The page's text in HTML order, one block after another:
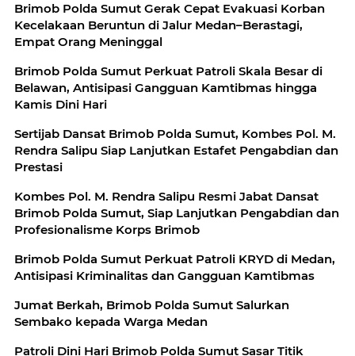
Brimob Polda Sumut Gerak Cepat Evakuasi Korban
Kecelakaan Beruntun di Jalur Medan–Berastagi,
Empat Orang Meninggal
Brimob Polda Sumut Perkuat Patroli Skala Besar di
Belawan, Antisipasi Gangguan Kamtibmas hingga
Kamis Dini Hari
Sertijab Dansat Brimob Polda Sumut, Kombes Pol. M.
Rendra Salipu Siap Lanjutkan Estafet Pengabdian dan
Prestasi
Kombes Pol. M. Rendra Salipu Resmi Jabat Dansat
Brimob Polda Sumut, Siap Lanjutkan Pengabdian dan
Profesionalisme Korps Brimob
Brimob Polda Sumut Perkuat Patroli KRYD di Medan,
Antisipasi Kriminalitas dan Gangguan Kamtibmas
Jumat Berkah, Brimob Polda Sumut Salurkan
Sembako kepada Warga Medan
Patroli Dini Hari Brimob Polda Sumut Sasar Titik